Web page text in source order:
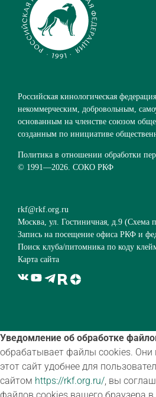
Российская кинологическая
некоммерческим, добровольным,
основанным на членстве союзом
созданным по инициативе
Политика в отношении обработки
© 1991—2026. СОКО РКФ
rkf@rkf.org.ru
Москва, ул. Гостиничная, д.9 (Схема
Запись на посещение офиса РКФ и
Поиск клуба/питомника по коду
Карта сайта
Уведомление об обработке
обрабатывает файлы cookies.
этот сайт удобнее для
сайтом https://rkf.org.ru/, вы